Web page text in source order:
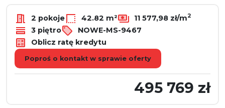
2 pokoje 42.82 m² 11 577,98 zł/m2
3 piętro
NOWE-MS-9467
Oblicz ratę kredytu
Poproś o kontakt w sprawie oferty
495 769 zł